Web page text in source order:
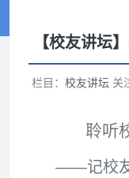
【校友讲坛
栏目： 校友讲坛 关
聆听
——记校友